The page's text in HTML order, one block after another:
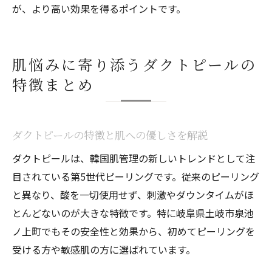
が、より高い効果を得るポイントです。
肌悩みに寄り添うダクトピールの
特徴まとめ
ダクトピールの特徴と肌への優しさを解説
ダクトピールは、韓国肌管理の新しいトレンドとして注
目されている第5世代ピーリングです。従来のピーリング
と異なり、酸を一切使用せず、刺激やダウンタイムがほ
とんどないのが大きな特徴です。特に岐阜県土岐市泉池
ノ上町でもその安全性と効果から、初めてピーリングを
受ける方や敏感肌の方に選ばれています。